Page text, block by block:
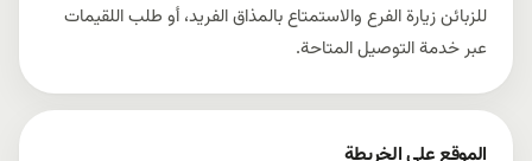
للزبائن زيارة الفرع والاستمتاع بالمذاق الفريد، أو طلب اللقيمات
عبر خدمة التوصيل المتاحة.